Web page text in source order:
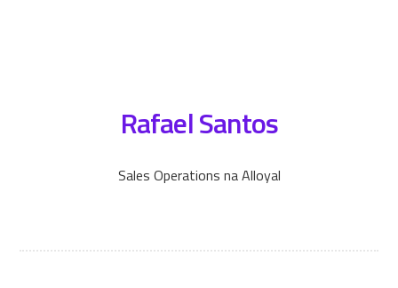
Rafael Santos
Sales Operations na Alloyal